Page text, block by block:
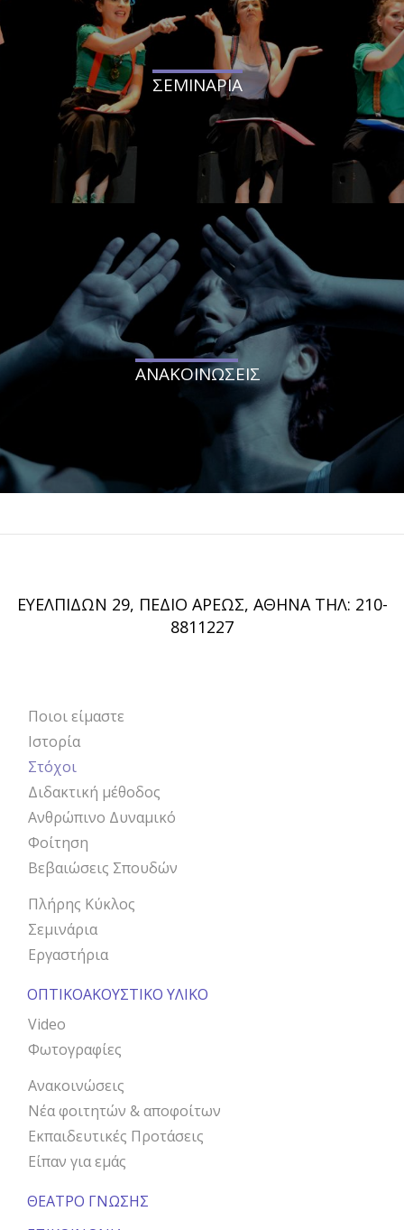
ΣΕΜΙΝΑΡΙΑ
ΑΝΑΚΟΙΝΩΣΕΙΣ
ΕΥΕΛΠΙΔΩΝ 29, ΠΕΔΙΟ ΑΡΕΩΣ, ΑΘΗΝΑ ΤΗΛ: 210-
8811227
ANIMA
Ποιοι είμαστε
Ιστορία
Στόχοι
Διδακτική μέθοδος
Ανθρώπινο Δυναμικό
Φοίτηση
Βεβαιώσεις Σπουδών
Πλήρης Κύκλος
Σεμινάρια
Εργαστήρια
ΟΠΤΙΚΟΑΚΟΥΣΤΙΚΟ ΥΛΙΚΟ
Video
Φωτογραφίες
Ανακοινώσεις
Νέα φοιτητών & αποφοίτων
Εκπαιδευτικές Προτάσεις
Είπαν για εμάς
ΘΕΑΤΡΟ ΓΝΩΣΗΣ